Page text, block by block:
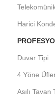
Harici
Duvar Tipi
4 Yöne
Asılı Tavan